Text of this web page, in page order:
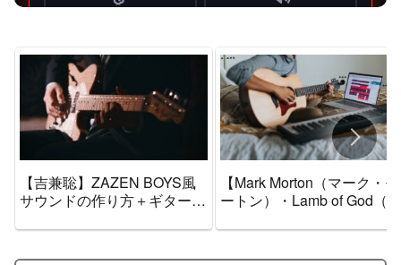
【吉兼聡】ZAZEN BOYS風
サウンドの作り方＋ギター機
め【エフェクター・アンプ】
【Mark Morton（マーク・モ
ートン）・Lamb of God（ラ
ンドの作り方＋ギター機材
作りセッティングのまとめ